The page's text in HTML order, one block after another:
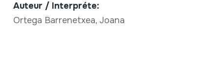
Auteur / Interpréte:
Ortega Barrenetxea, Joana